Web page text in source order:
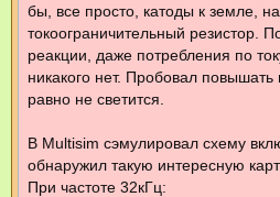
бы, все просто, катоды к земле,
токоограничительный резистор.
реакции, даже потребления по
никакого нет. Пробовал
равно не светится.
В Multisim сэмулировал схему
обнаружил такую интересную
При частоте 32кГц: